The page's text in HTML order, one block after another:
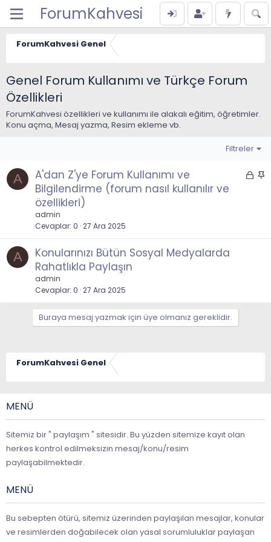
ForumKahvesi
ForumKahvesi Genel
Genel Forum Kullanımı ve Türkçe Forum
Özellikleri
ForumKahvesi özellikleri ve kullanımı ile alakalı eğitim, öğretimler.
Konu açma, Mesaj yazma, Resim ekleme vb.
Filtreler
A
K
l
S
A'dan Z'ye Forum Kullanımı ve
Bilgilendirme (forum nasıl kullanılır ve
özellikleri)
admin
Cevaplar 0 27 Ara 2025
A
Konularınızı Bütün Sosyal Medyalarda
Rahatlıkla Paylaşın
admin
Cevaplar 0 27 Ara 2025
Buraya mesaj yazmak için üye olmanız gereklidir.
ForumKahvesi Genel
MENÜ
Sitemiz bir " paylaşım " sitesidir. Bu yüzden sitemize kayıt olan
herkes kontrol edilmeksizin mesaj/konu/resim
paylaşabilmektedir.
MENÜ
Bu sebepten ötürü, sitemiz üzerinden paylaşılan mesajlar, konular
ve resimlerden doğabilecek olan yasal sorumluluklar paylaşan